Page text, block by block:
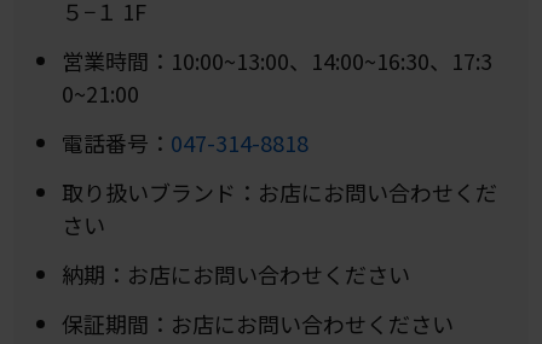
５−１ 1F
営業時間：10:00~13:00、14:00~16:30、17:3
0~21:00
電話番号： 047-314-8818
取り扱いブランド：お店にお問い合わせくだ
さい
納期：お店にお問い合わせください
保証期間：お店にお問い合わせください